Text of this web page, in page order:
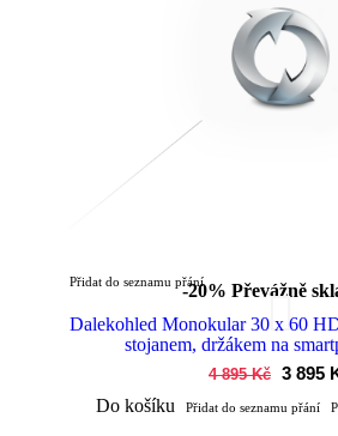
-20% Převážně
Přidat do seznamu přání
Dalekohled Monokular 30 x 60
stojanem, držákem na
4 895 Kč 3 895
Do košíku
Přidat do seznamu přání